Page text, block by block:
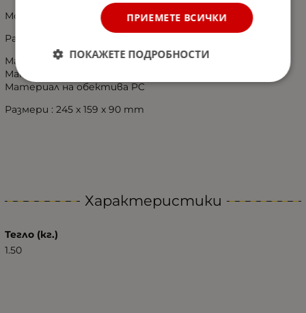
Модел на лъча Спот Концентрирана светлина.
Работна температура от -40 до +85.
Материал на корпуса Алуминий
Материал на скобата Неръждаема стомана
Материал на обектива PC
Размери : 245 x 159 x 90 mm
Характеристики
Тегло (кг.)
1.50
ПРИЕМЕТЕ ВСИЧКИ
ПОКАЖЕТЕ ПОДРОБНОСТИ